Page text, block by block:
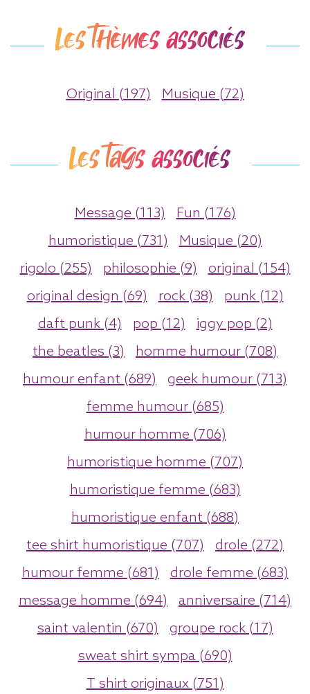
Les thèmes associés
Original (197) Musique (72)
Les tags associés
Message (113)
Fun (176)
humoristique (731)
Musique (20)
rigolo (255)
philosophie (9)
original (154)
original design (69)
rock (38)
punk (12)
daft punk (4)
pop (12)
iggy pop (2)
the beatles (3)
homme humour (708)
humour enfant (689)
geek humour (713)
femme humour (685)
humour homme (706)
humoristique homme (707)
humoristique femme (683)
humoristique enfant (688)
tee shirt humoristique (707)
drole (272)
humour femme (681)
drole femme (683)
message homme (694)
anniversaire (714)
saint valentin (670)
groupe rock (17)
sweat shirt sympa (690)
T shirt originaux (751)